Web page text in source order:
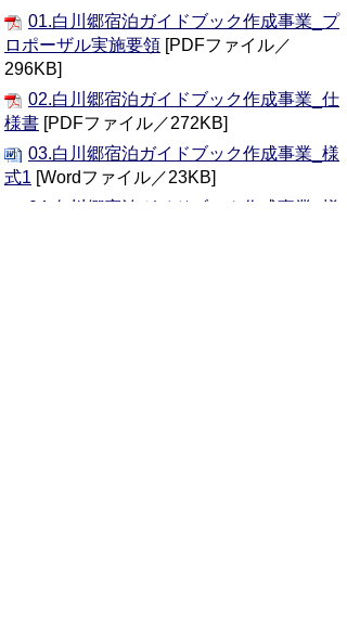
01.白川郷宿泊ガイドブック作成事業_プ
ロポーザル実施要領 [PDFファイル／
296KB]
02.白川郷宿泊ガイドブック作成事業_仕
様書 [PDFファイル／272KB]
03.白川郷宿泊ガイドブック作成事業_様
式1 [Wordファイル／23KB]
04.白川郷宿泊ガイドブック作成事業_様